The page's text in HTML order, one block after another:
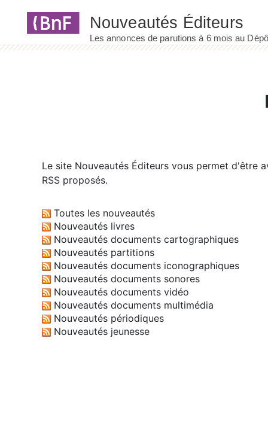
Le site Nouveautés Éditeurs vous permet d'être
RSS proposés.
Toutes les nouveautés
Nouveautés livres
Nouveautés documents cartographiques
Nouveautés partitions
Nouveautés documents iconographiques
Nouveautés documents sonores
Nouveautés documents vidéo
Nouveautés documents multimédia
Nouveautés périodiques
Nouveautés jeunesse